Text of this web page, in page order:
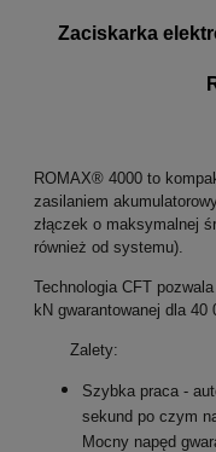
Zaciskarka
ROMAX® 4000 to
zasilaniem
złączek o maksymalnej
również od systemu).
Technologia CFT
kN gwarantowanej dla 40
Zalety:
Szybka praca -
sekund po czym
Mocny napęd